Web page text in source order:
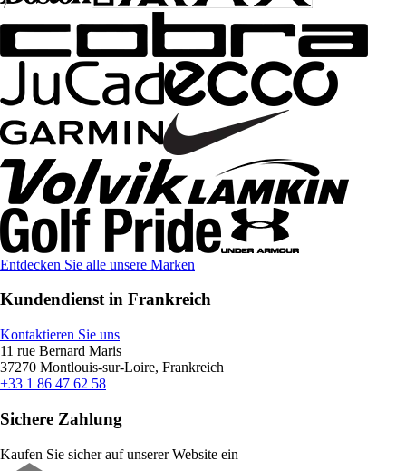
Entdecken Sie alle unsere Marken
Kundendienst in Frankreich
Kontaktieren Sie uns
11 rue Bernard Maris
37270 Montlouis-sur-Loire, Frankreich
+33 1 86 47 62 58
Sichere Zahlung
Kaufen Sie sicher auf unserer Website ein